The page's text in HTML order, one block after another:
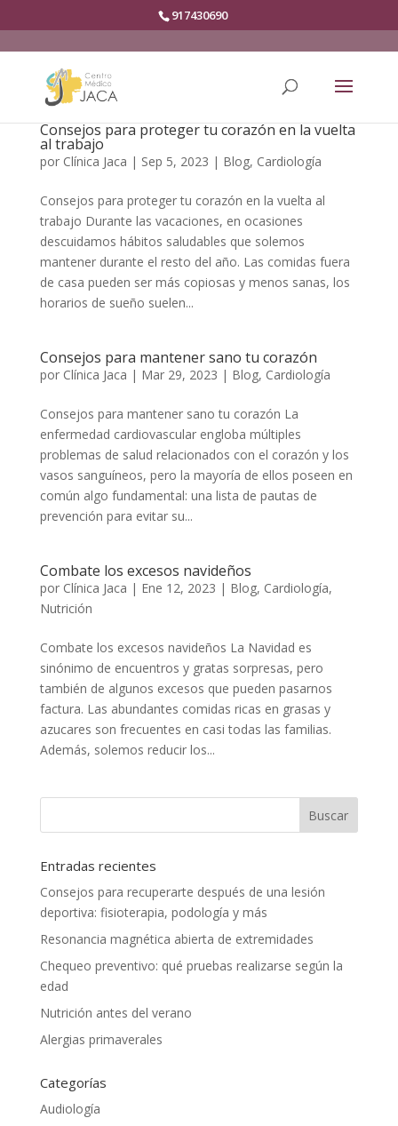
917430690
Consejos para proteger tu corazón en la vuelta
al trabajo
por Clínica Jaca | Sep 5, 2023 | Blog, Cardiología
Consejos para proteger tu corazón en la vuelta al
trabajo Durante las vacaciones, en ocasiones
descuidamos hábitos saludables que solemos
mantener durante el resto del año. Las comidas fuera
de casa pueden ser más copiosas y menos sanas, los
horarios de sueño suelen...
Consejos para mantener sano tu corazón
por Clínica Jaca | Mar 29, 2023 | Blog, Cardiología
Consejos para mantener sano tu corazón La
enfermedad cardiovascular engloba múltiples
problemas de salud relacionados con el corazón y los
vasos sanguíneos, pero la mayoría de ellos poseen en
común algo fundamental: una lista de pautas de
prevención para evitar su...
Combate los excesos navideños
por Clínica Jaca | Ene 12, 2023 | Blog, Cardiología,
Nutrición
Combate los excesos navideños La Navidad es
sinónimo de encuentros y gratas sorpresas, pero
también de algunos excesos que pueden pasarnos
factura. Las abundantes comidas ricas en grasas y
azucares son frecuentes en casi todas las familias.
Además, solemos reducir los...
Entradas recientes
Consejos para recuperarte después de una lesión
deportiva: fisioterapia, podología y más
Resonancia magnética abierta de extremidades
Chequeo preventivo: qué pruebas realizarse según la
edad
Nutrición antes del verano
Alergias primaverales
Categorías
Audiología